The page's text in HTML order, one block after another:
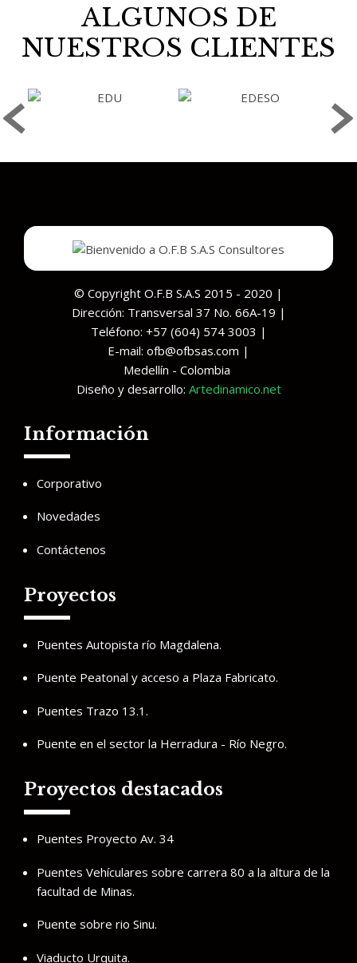
ALGUNOS DE
NUESTROS CLIENTES
© Copyright O.F.B S.A.S 2015 - 2020 |
Dirección: Transversal 37 No. 66A-19 |
Teléfono: +57 (604) 574 3003 |
E-mail: ofb@ofbsas.com |
Medellín - Colombia
Diseño y desarrollo: Artedinamico.net
Información
Corporativo
Novedades
Contáctenos
Proyectos
Puentes Autopista río Magdalena.
Puente Peatonal y acceso a Plaza Fabricato.
Puentes Trazo 13.1.
Puente en el sector la Herradura - Río Negro.
Proyectos destacados
Puentes Proyecto Av. 34
Puentes Vehículares sobre carrera 80 a la altura de la
facultad de Minas.
Puente sobre rio Sinu.
Viaducto Urquita.